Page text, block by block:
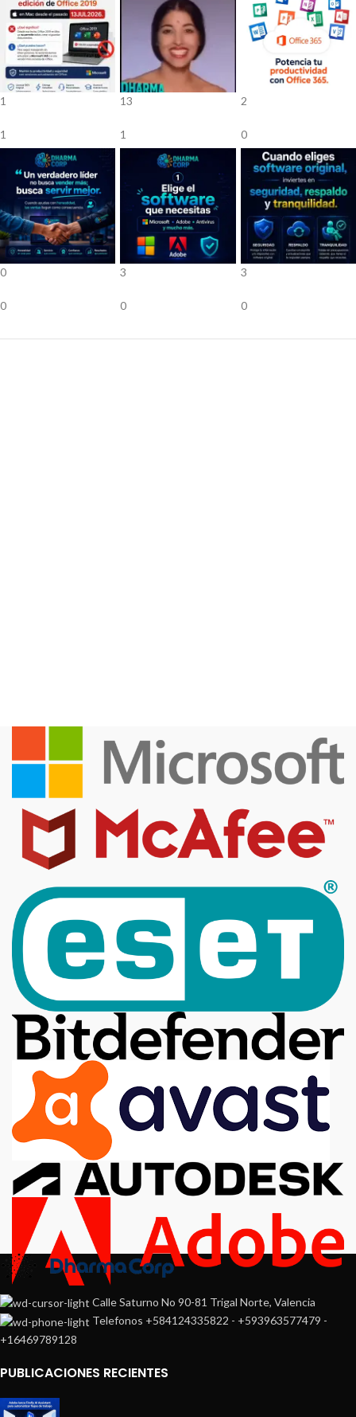
1
1
13
1
2
0
0
0
3
0
3
0
Calle Saturno No 90-81 Trigal Norte, Valencia
Telefonos +584124335822 - +593963577479 -
+16469789128
PUBLICACIONES RECIENTES